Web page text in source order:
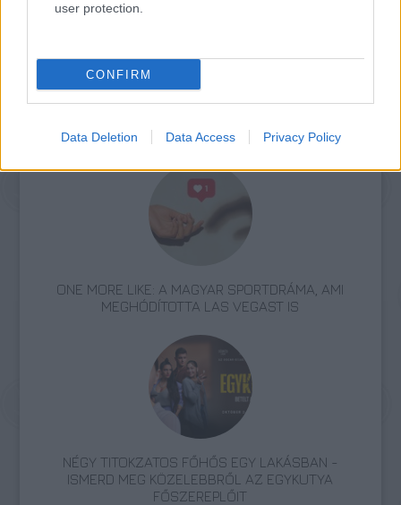
user protection.
CONFIRM
Data Deletion Data Access Privacy Policy
VÁLHATTÁL VOLNA?
ONE MORE LIKE: A MAGYAR SPORTDRÁMA, AMI
MEGHÓDÍTOTTA LAS VEGAST IS
NÉGY TITOKZATOS FŐHŐS EGY LAKÁSBAN -
ISMERD MEG KÖZELEBBRŐL AZ EGYKUTYA
FŐSZEREPLŐIT